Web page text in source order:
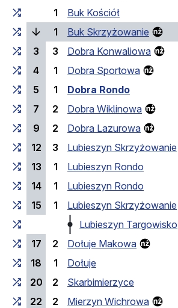
1
Buk Kościół
1
Buk Skrzyżowanie
3
3
Dobra Konwaliowa
4
1
Dobra Sportowa
5
1
Dobra Rondo
7
2
Dobra Wiklinowa
9
2
Dobra Lazurowa
12
3
Lubieszyn Skrzyżowanie
13
1
Lubieszyn Rondo
14
1
Lubieszyn Rondo
15
1
Lubieszyn Skrzyżowanie
Lubieszyn Targowisko
17
2
Dołuje Makowa
18
1
Dołuje
20
2
Skarbimierzyce
22
2
Mierzyn Wichrowa